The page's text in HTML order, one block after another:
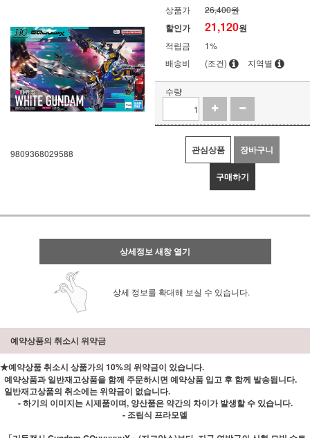
9809368029588
상품가 26,400원
할인가 21,120원
적립금
1%
배송비
(조건) 지역별
수량
관심상품 장바구니
구매하기
상세정보 새창 열기
상세 정보를 확대해 보실 수 있습니다.
예약상품의 취소시 위약금
★예약상품 취소시 상품가의 10%의 위약금이 있습니다.
예약상품과 일반재고상품을 함께 주문하시면 예약상품 입고 후 함께 발송됩니다.
일반재고상품의 취소에는 위약금이 없습니다.
- 하기의 이미지는 시제품이며, 양산품은 약간의 차이가 발생할 수 있습니다.
- 조립식 프라모델